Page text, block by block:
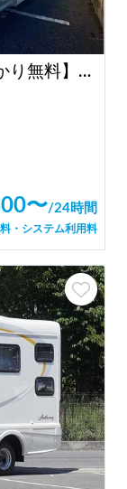
【受渡場所選べる】【自家車預かり無料】！キャブコン００９号
〜/24時間
・システム利用料